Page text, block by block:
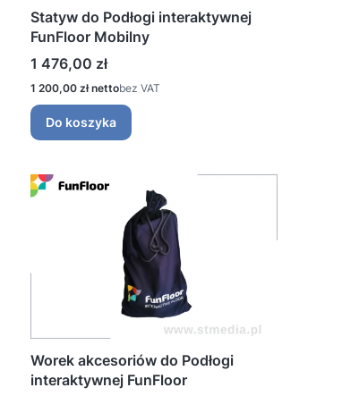
Statyw do Podłogi interaktywnej
FunFloor Mobilny
Cena
1 476,00 zł
Cena
1 200,00 zł bez VAT
Do koszyka
Worek akcesoriów do Podłogi
interaktywnej FunFloor